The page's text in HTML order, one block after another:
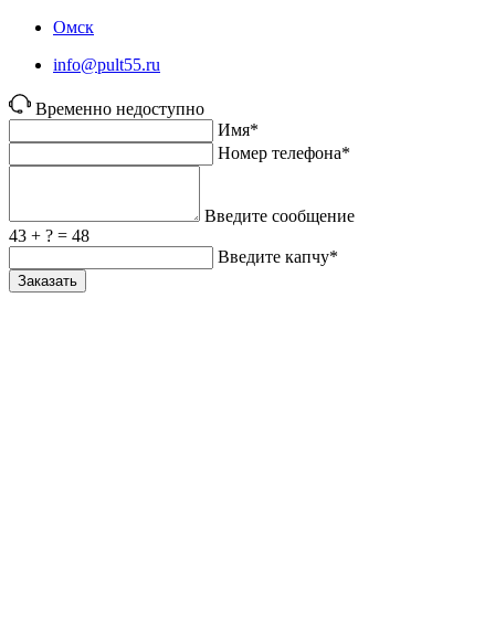
Омск
info@pult55.ru
Временно недоступно
Имя*
Номер телефона*
Введите сообщение
43 + ? = 48
Введите капчу*
Заказать